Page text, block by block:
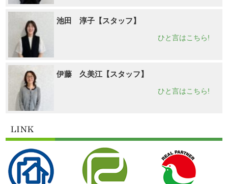
池田 淳子【スタッフ】
ひと言はこちら!
伊藤 久美江【スタッフ】
ひと言はこちら!